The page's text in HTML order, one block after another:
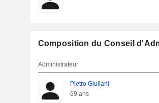
Composition du Conseil
Administrateur
Pietro Giuliani
69 ans